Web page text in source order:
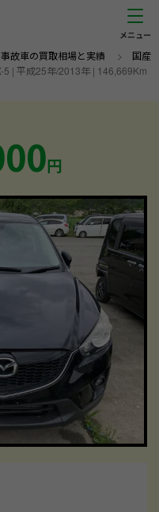
故車の買取相場と実績 > 国産
5 | 平成25年/2013年 | 146,669Km
円